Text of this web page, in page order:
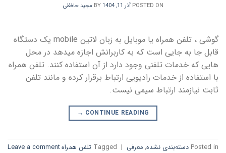
POSTED ON آذر 11, 1404 BY مجید حافظی
گوشی ، تلفن همراه یا موبایل به زبان لاتین mobile یک دستگاه
قابل جا به جایی است که به کاربرانش اجازه میدهد در محل
هایی که خدمات تلفنی وجود دارد از آن استفاده کنند. تلفن همراه
با استفاده از خدمات رادیویی ارتباط برقرار کرده و مانند تلفن
ثابت نیازمند ارتباط سیمی نیست.
CONTINUE READING
→
Posted in دسته‌بندی نشده, معرفی |
Tagged تلفن همراهLeave a comment